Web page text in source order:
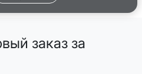
заказ за